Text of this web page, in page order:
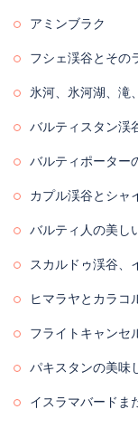
アミンブラク
フシェ渓谷とその
氷河、氷河湖、滝
バルティスタン
バルティポーター
カプル渓谷とシャ
バルティ人の美し
スカルドゥ渓谷、
ヒマラヤとカラコ
フライトキャンセ
パキスタンの美味
イスラマバードま